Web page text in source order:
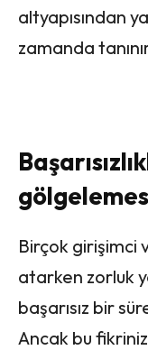
altyapısından
zamanda
Birçok girişimci
atarken zorluk
başarısız bir
Ancak bu